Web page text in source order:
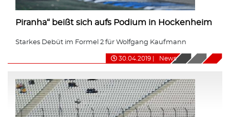
Piranha“ beißt sich aufs Podium in Hockenheim
Starkes Debüt im Formel 2 für Wolfgang Kaufmann
30.04.2019 News